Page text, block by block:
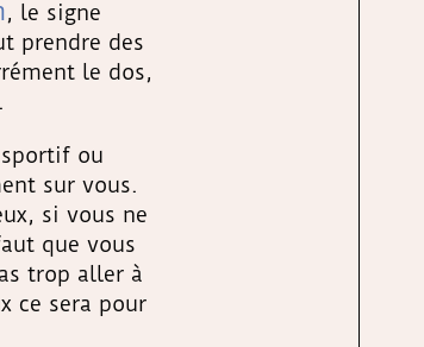
, le signe
prendre des
le dos,
ou
sur vous.
si vous ne
que vous
trop aller à
ce sera pour